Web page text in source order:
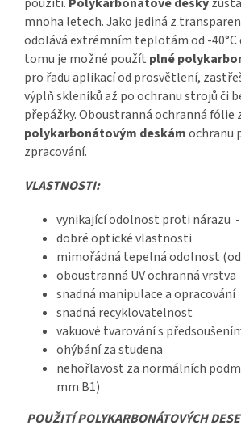
mnoha letech. Jako jediná z
odolává extrémním teplotám od -40°C
tomu je možné použít plné
pro řadu aplikací od prosvětlení,
výplň skleníků až po ochranu strojů či
přepážky. Oboustranná ochranná fólie
polykarbonátovým deskámochranu
zpracování.
VLASTNOSTI:
vynikající odolnost proti nárazu
dobré optické vlastnosti
mimořádná tepelná odolnost (od
oboustranná UV ochranná vrstva
snadná manipulace a opracování
snadná recyklovatelnost
vakuové tvarování s
ohýbání za studena
nehořlavost za normálních
mm B1)
POUŽITÍ POLYKARBONÁTOVÝCH